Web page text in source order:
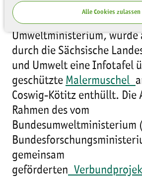
Alle Cookies zulassen
Im Beisein von Dr. Gerd
Staatssekretär im
Umweltministerium, wurde
durch die Sächsische
und Umwelt eine Infotafel
geschützte Malermuschel
Coswig-Kötitz enthüllt. Die
Rahmen des vom
Bundesumweltministerium
gemeinsam
geförderten